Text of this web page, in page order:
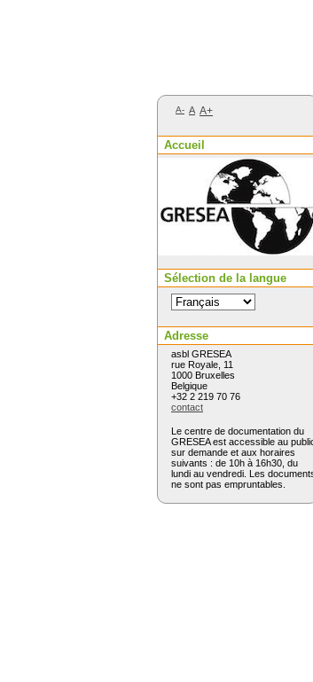
A- A A+
Accueil
Sélection de la langue
Adresse
asbl GRESEA
rue Royale, 11
1000 Bruxelles
Belgique
+32 2 219 70 76
contact
Le centre de documentation du
GRESEA est accessible au
sur demande et aux horaires
suivants : de 10h à 16h30, du
lundi au vendredi. Les
ne sont pas empruntables.